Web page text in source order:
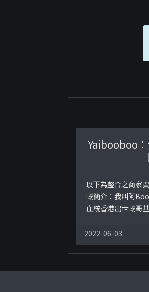
Yaibooboo
以下為整合之商家
嘅簡介：我叫阿
血統香港出世嘅哥
https://
posts/
2022-06-03